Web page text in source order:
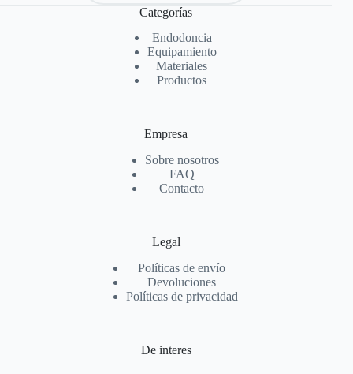
Categorías
Endodoncia
Equipamiento
Materiales
Productos
Empresa
Sobre nosotros
FAQ
Contacto
Legal
Políticas de envío
Devoluciones
Políticas de privacidad
De interes